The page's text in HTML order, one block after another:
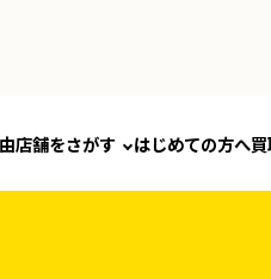
店舗をさがす はじめての方へ